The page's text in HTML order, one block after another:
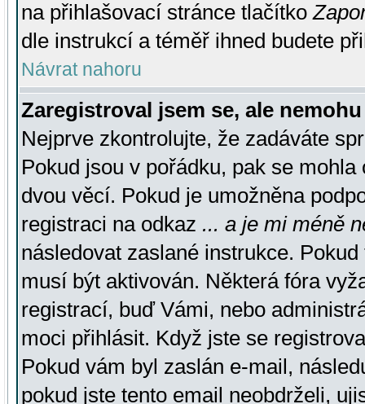
na přihlašovací stránce tlačítko
dle instrukcí a téměř ihned budete
Návrat nahoru
Zaregistroval jsem se, ale
Nejprve zkontrolujte, že zadáváte
Pokud jsou v pořádku, pak se
dvou věcí. Pokud je umožněna
registraci na odkaz ... a je mi méně
následovat zaslané instrukce.
musí být aktivován. Některá fóra
registrací, buď Vámi, nebo
moci přihlásit. Když jste se
Pokud vám byl zaslán e-mail,
pokud jste tento email neobdrželi,